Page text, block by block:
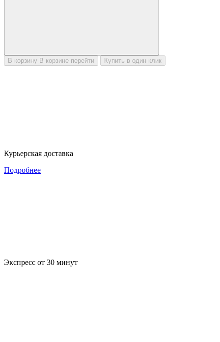
В корзину В корзине перейти Купить в один клик
Курьерская доставка
Подробнее
Экспресс от 30 минут